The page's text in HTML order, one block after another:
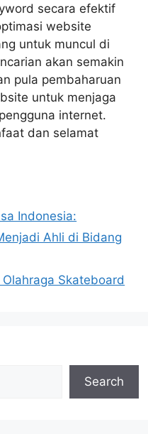
secara efektif
website
untuk muncul di
akan semakin
pula pembaharuan
untuk menjaga
internet.
dan selamat
Indonesia:
Ahli di Bidang
Skateboard
Search